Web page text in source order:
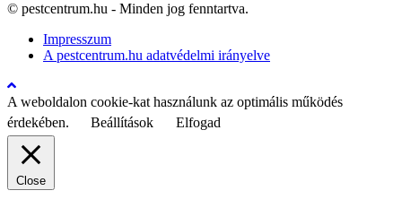
© pestcentrum.hu - Minden jog fenntartva.
Impresszum
A pestcentrum.hu adatvédelmi irányelve
A weboldalon cookie-kat használunk az optimális működés
érdekében.
Beállítások Elfogad
Close